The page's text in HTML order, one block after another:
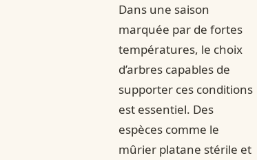
Dans une saison
marquée par de fortes
températures, le choix
d’arbres capables de
supporter ces conditions
est essentiel. Des
espèces comme le
mûrier platane stérile et